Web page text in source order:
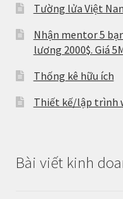
Tường lửa Việt
Nhận mentor 5
lương 2000$. Giá
Thống kê hữu ích
Thiết kế/lập trình
Bài viết kinh